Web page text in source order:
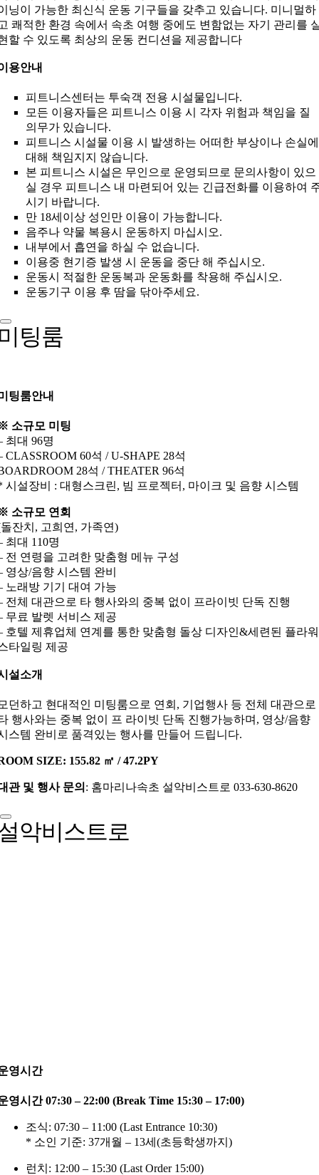
닝이 가능한 최신식 운동 기구들을 갖추고 있습니다. 미니멀하
쾌적한 환경 속에서 속초 여행 중에도 변함없는 자기 관리를
할 수 있도록 최상의 운동 컨디션을 제공합니다
용안내
피트니스센터는 투숙객 전용 시설물입니다.
모든 이용자들은 피트니스 이용 시 각자 위험과 책임을 질
의무가 있습니다.
피트니스 시설물 이용 시 발생하는 어떠한 부상이나 손실에
대해 책임지지 않습니다.
본 피트니스 시설은 무인으로 운영되므로 문의사항이 있으
실 경우 피트니스 내 마련되어 있는 긴급전화를 이용하여
시기 바랍니다.
만 18세이상 성인만 이용이 가능합니다.
음주나 약물 복용시 운동하지 마십시오.
내부에서 흡연을 하실 수 없습니다.
이용중 현기증 발생 시 운동을 중단 해 주십시오.
운동시 적절한 운동복과 운동화를 착용해 주십시오.
운동기구 이용 후 땀을 닦아주세요.
팅룸
팅룸안내
소규모 미팅
최대 96명
CLASSROOM 60석 / U-SHAPE 28석
28석 / THEATER 96석
시설장비 : 대형스크린, 빔 프로젝터, 마이크 및 음향 시스템
소규모 연회
잔치, 고희연, 가족연)
최대 110명
전 연령을 고려한 맞춤형 메뉴 구성
영상/음향 시스템 완비
노래방 기기 대여 가능
전체 대관으로 타 행사와의 중복 없이 프라이빗 단독 진행
무료 발렛 서비스 제공
호텔 제휴업체 연계를 통한 맞춤형 돌상 디자인&세련된 플라워
타일링 제공
설소개
던하고 현대적인 미팅룸으로 연회, 기업행사 등 전체 대관으로
행사와는 중복 없이 프 라이빗 단독 진행가능하며, 영상/음향
스템 완비로 품격있는 행사를 만들어 드립니다.
SIZE: 155.82 ㎡ / 47.2PY
관 및 행사 문의 : 홈마리나속초 설악비스트로 033-630-8620
악비스트로
영시간
영시간 07:30 – 22:00 (Break Time 15:30 – 17:00)
조식: 07:30 – 11:00 (Last Entrance 10:30)
* 소인 기준: 37개월 – 13세(초등학생까지)
런치: 12:00 – 15:30 (Last Order 15:00)